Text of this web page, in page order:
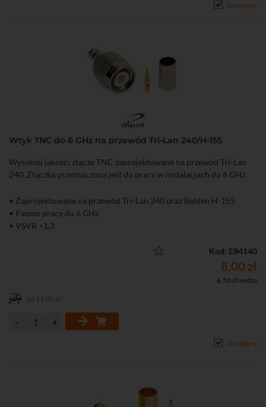
Dostępny
Wtyk TNC do 6 GHz na przewód Tri-Lan 240/H-155
Wysokiej jakości złącze TNC zaprojektowane na przewód Tri-Lan
240. Złączka przeznaczona jest do pracy w instalacjach do 6 GHz.
• Zaprojektowane na przewód Tri-Lan 240 oraz Belden H-155
• Pasmo pracy do 6 GHz
• VSVR <1,3
Kod: E84140
8,00 zł
6,50 zł netto
od 11,00 zł
Dostępny